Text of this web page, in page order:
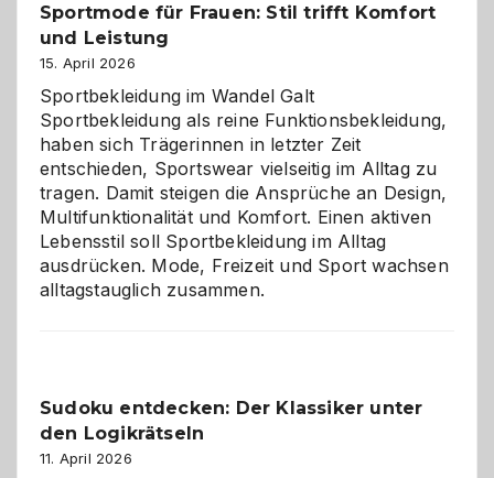
gegen
Chaos
Sportmode für Frauen: Stil trifft Komfort
und Leistung
15. April 2026
Sportbekleidung im Wandel Galt
Sportbekleidung als reine Funktionsbekleidung,
haben sich Trägerinnen in letzter Zeit
entschieden, Sportswear vielseitig im Alltag zu
tragen. Damit steigen die Ansprüche an Design,
Multifunktionalität und Komfort. Einen aktiven
Lebensstil soll Sportbekleidung im Alltag
ausdrücken. Mode, Freizeit und Sport wachsen
alltagstauglich zusammen.
Sudoku entdecken: Der Klassiker unter
den Logikrätseln
11. April 2026